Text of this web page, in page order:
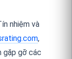
nhiệm và
,
gặp gỡ các